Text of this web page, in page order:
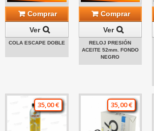
Comprar
Ver
COLA ESCAPE DOBLE
Comprar
Ver
RELOJ PRESIÓN
ACEITE 52mm. FONDO
NEGRO
35,00 € 35,00 €